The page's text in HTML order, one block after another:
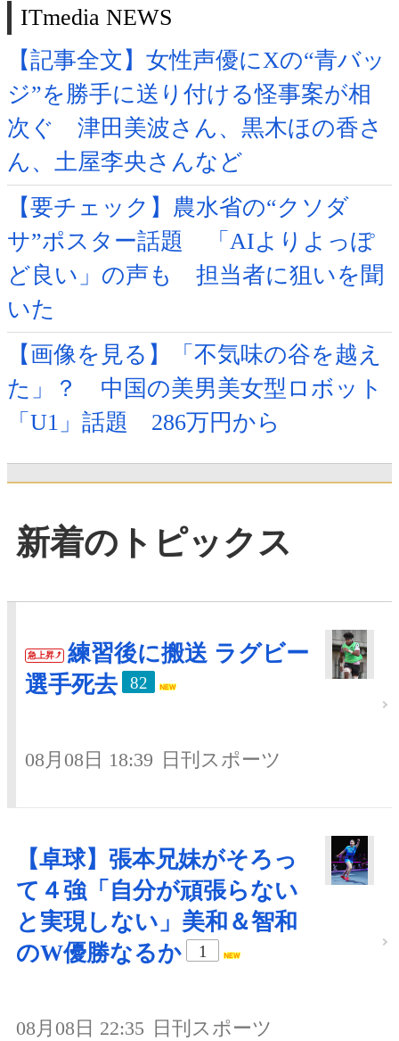
ITmedia NEWS
【記事全文】女性声優にXの“青バッ
ジ”を勝手に送り付ける怪事案が相
次ぐ 津田美波さん、黒木ほの香さ
ん、土屋李央さんなど
【要チェック】農水省の“クソダ
サ”ポスター話題 「AIよりよっぽ
ど良い」の声も 担当者に狙いを聞
いた
【画像を見る】「不気味の谷を越え
た」？ 中国の美男美女型ロボット
「U1」話題 286万円から
新着のトピックス
急上昇
練習後に搬送 ラグビー
選手死去
82
08月08日 18:39 日刊スポーツ
【卓球】張本兄妹がそろっ
て４強「自分が頑張らない
と実現しない」美和＆智和
のW優勝なるか
1
08月08日 22:35 日刊スポーツ